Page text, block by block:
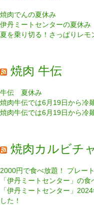
焼肉でんの夏休み
伊丹ミートセンターの夏休み
夏を乗り切る！さっぱりレモ
焼肉 牛伝
牛伝 夏休み
焼肉牛伝では6月19日から冷
焼肉牛伝では6月19日から冷
焼肉カルビチ
2000円で食べ放題！ プレー
「伊丹ミートセンター」の
「伊丹ミートセンター」
した！